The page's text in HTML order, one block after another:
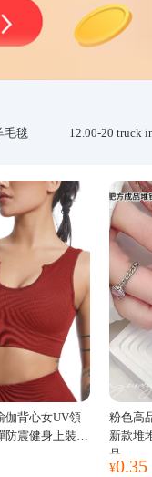
毛毯 12.00-20 truck
伽背心女UV領
震健身上裝運
粉色高
新款堆
品
¥0.35